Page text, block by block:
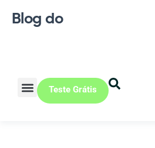
Blog do
Teste Grátis